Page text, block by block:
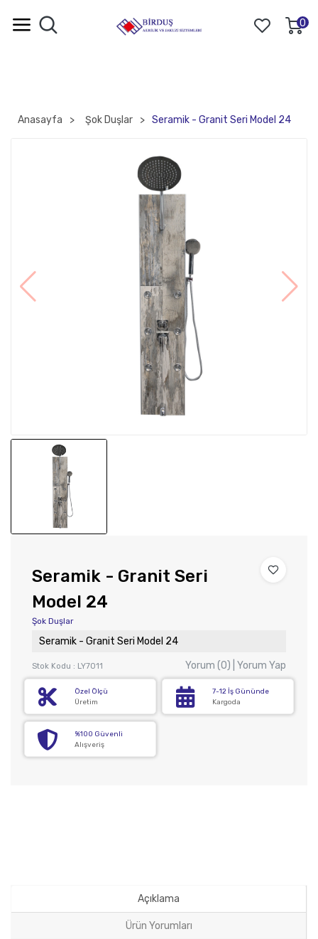
0
Anasayfa Şok Duşlar Seramik - Granit Seri Model 24
Seramik - Granit Seri
Model 24
Şok Duşlar
Seramik - Granit Seri Model 24
Stok Kodu : LY7011 Yorum (0) | Yorum Yap
Özel Ölçü
Üretim
7-12 İş Gününde
Kargoda
%100 Güvenli
Alışveriş
Açıklama
Ürün Yorumları